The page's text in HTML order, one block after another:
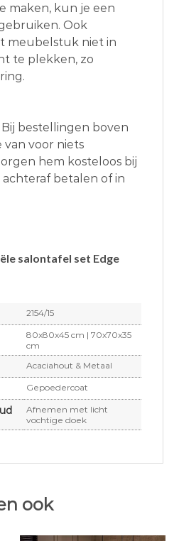
maken, kun je een
Ook
meubelstuk niet in
te plekken, zo
bestellingen boven
voor niets
hem kosteloos bij
betalen of in
salontafel set Edge
2154/15
80x80x45 cm | 70x70x35
cm
Acaciahout & Metaal
Gepoedercoat
Afnemen met licht
vochtige doek
ook